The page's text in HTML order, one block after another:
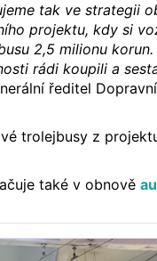
tak ve strategii
projektu, kdy si
2,5 milionu
rádi koupili a
ředitel
trolejbusy z
také v obnově